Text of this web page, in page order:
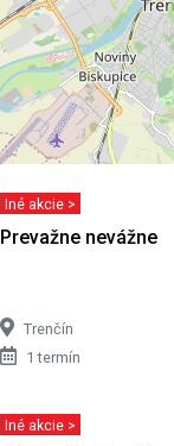
Iné akcie >
Prevažne nevážne
Trenčín
1 termín
Iné akcie >